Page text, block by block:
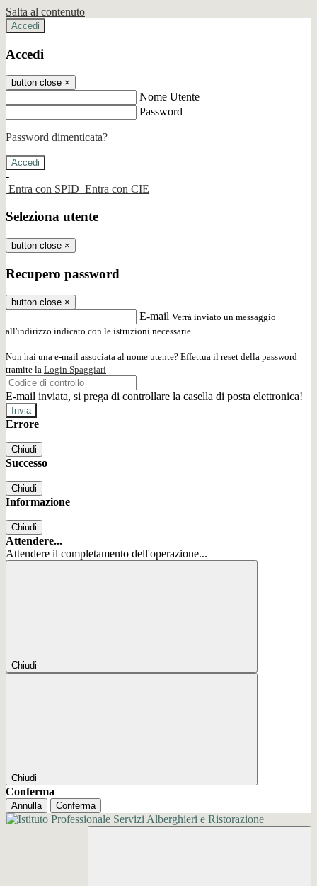
Salta al contenuto
Accedi
Accedi
button close ×
Nome Utente
Password
Password dimenticata?
-
Entra con SPID Entra con CIE
Seleziona utente
button close ×
Recupero password
button close ×
E-mail Verrà inviato un messaggio
all'indirizzo indicato con le istruzioni necessarie.
Non hai una e-mail associata al nome utente? Effettua il reset della password
tramite la Login Spaggiari
E-mail inviata, si prega di controllare la casella di posta elettronica!
Errore
Chiudi
Successo
Chiudi
Informazione
Chiudi
Attendere...
Attendere il completamento dell'operazione...
Chiudi
Chiudi
Conferma
Annulla Conferma